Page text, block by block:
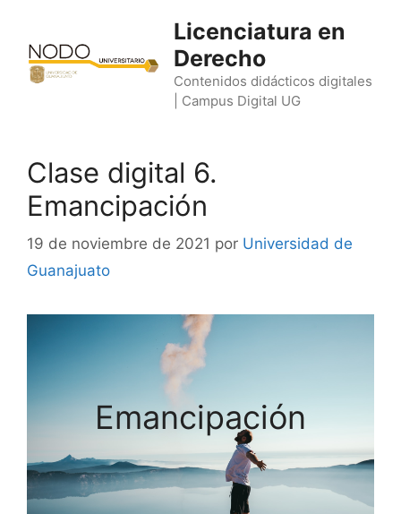
contenido
Licenciatura en
Derecho
Contenidos didácticos digitales
| Campus Digital UG
Clase digital 6.
Emancipación
19 de noviembre de 2021 por Universidad de
Guanajuato
Emancipación